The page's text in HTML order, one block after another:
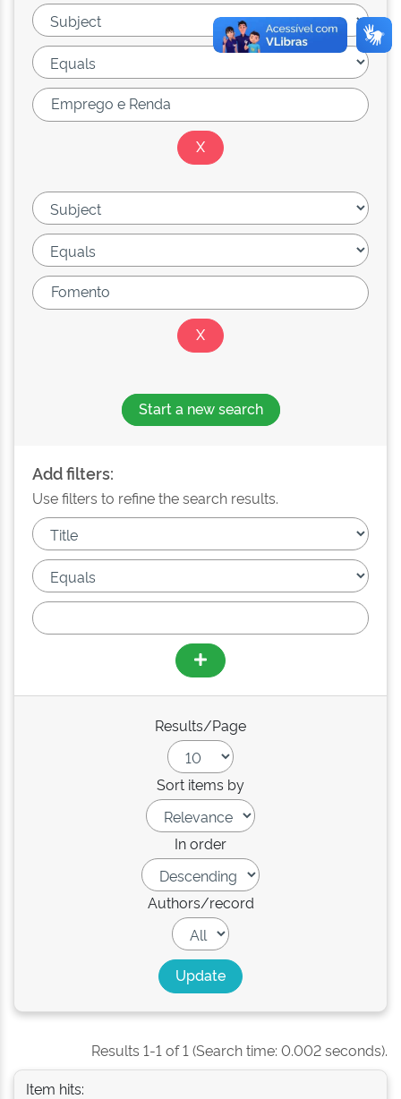
Start a new search
Add filters:
Use filters to refine the search results.
Results/Page
Sort items by
In order
Authors/record
Results 1-1 of 1 (Search time: 0.002 seconds).
Item hits: